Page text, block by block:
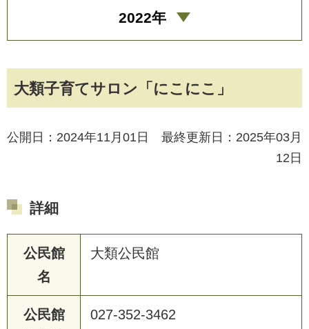
大類子育てサロン「にこにこ」
公開日：2024年11月01日 最終更新日：2025年03月
12日
詳細
公民館
名
大類公民館
公民館
027-352-3462
2022年